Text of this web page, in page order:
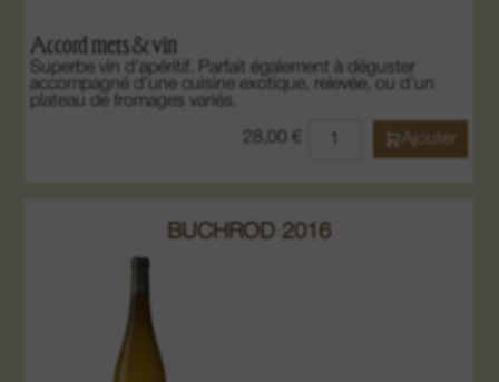
Accord mets & vin
Superbe vin d’apéritif. Parfait également à déguster
accompagné d’une cuisine exotique, relevée, ou d’un
plateau de fromages variés.
28,00 € Ajouter
BUCHROD 2016